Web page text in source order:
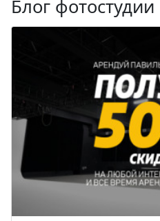
Блог фотостудии